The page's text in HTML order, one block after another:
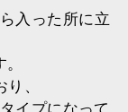
入った所に立
、